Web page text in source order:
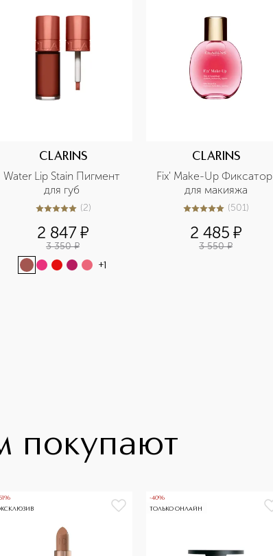
CLARINS
Water Lip Stain Пигмент
для губ
5из 52 (2)
2 847¤
3 350 ¤
+1
CLARINS
Fix' Make-Up Фиксатор
для макияжа
5из 5501 (501)
2 485 ¤
3 550 ¤
покупают
-40%
ТОЛЬКО ОНЛАЙН